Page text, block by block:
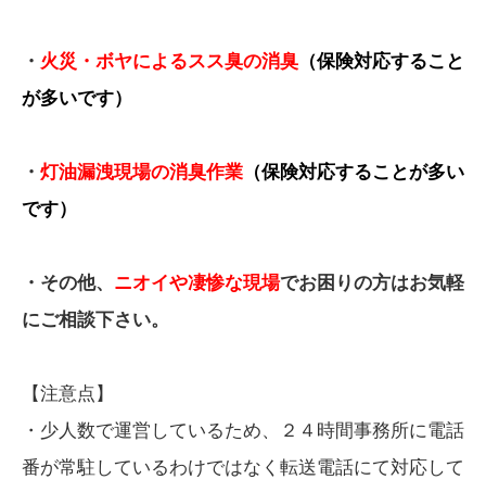
・ 火災・ボヤによるスス臭の消臭 （保険対応すること
が多いです）
・ 灯油漏洩現場の消臭作業 （保険対応することが多い
です）
・その他、 ニオイや凄惨な現場でお困りの方はお気軽
にご相談下さい。
【注意点】
・少人数で運営しているため、２４時間事務所に電話
番が常駐しているわけではなく転送電話にて対応して